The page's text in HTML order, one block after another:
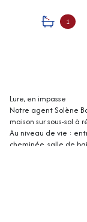
1
Lure, en impasse
Notre agent Solène
maison sur sous-sol à
Au niveau de vie :
cheminée, salle de
Chauffage central